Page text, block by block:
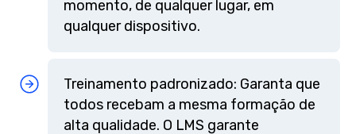
momento, de qualquer lugar, em
qualquer dispositivo.
Treinamento padronizado: Garanta que
todos recebam a mesma formação de
alta qualidade. O LMS garante